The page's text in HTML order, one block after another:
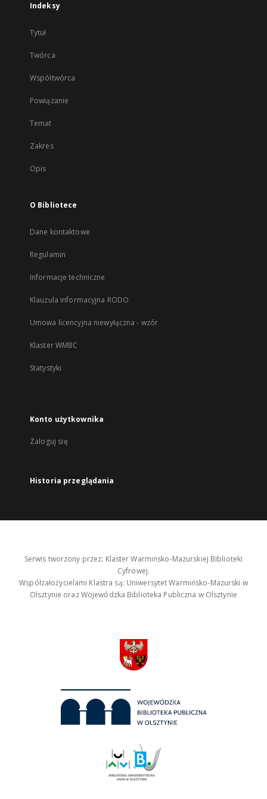
Indeksy
Tytuł
Twórca
Współtwórca
Powiązanie
Temat
Zakres
Opis
O Bibliotece
Dane kontaktowe
Regulamin
Informacje techniczne
Klauzula informacyjna RODO
Umowa licencyjna niewyłączna - wzór
Klaster WMBC
Statystyki
Konto użytkownika
Zaloguj się
Historia przeglądania
Serwis tworzony przez: Klaster Warmińsko-Mazurskiej Biblioteki
Cyfrowej.
Współzałożycielami Klastra są: Uniwersytet Warmińsko-Mazurski w
Olsztynie oraz Wojewódzka Biblioteka Publiczna w Olsztynie